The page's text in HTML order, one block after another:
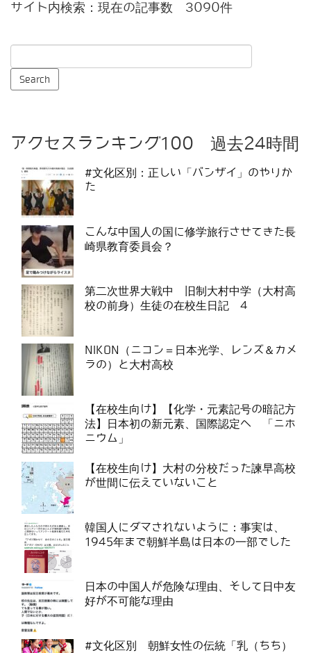
サイト内検索：現在の記事数 3090件
アクセスランキング100 過去24時間
#文化区別：正しい「バンザイ」のやりか
た
こんな中国人の国に修学旅行させてきた長
崎県教育委員会？
第二次世界大戦中 旧制大村中学（大村高
校の前身）生徒の在校生日記 4
NIKON（ニコン＝日本光学、レンズ＆カメ
ラの）と大村高校
【在校生向け】【化学・元素記号の暗記方
法】日本初の新元素、国際認定へ 「ニホ
ニウム」
【在校生向け】大村の分校だった諫早高校
が世間に伝えていないこと
韓国人にダマされないように：事実は、
1945年まで朝鮮半島は日本の一部でした
日本の中国人が危険な理由、そして日中友
好が不可能な理由
#文化区別 朝鮮女性の伝統「乳（ちち）